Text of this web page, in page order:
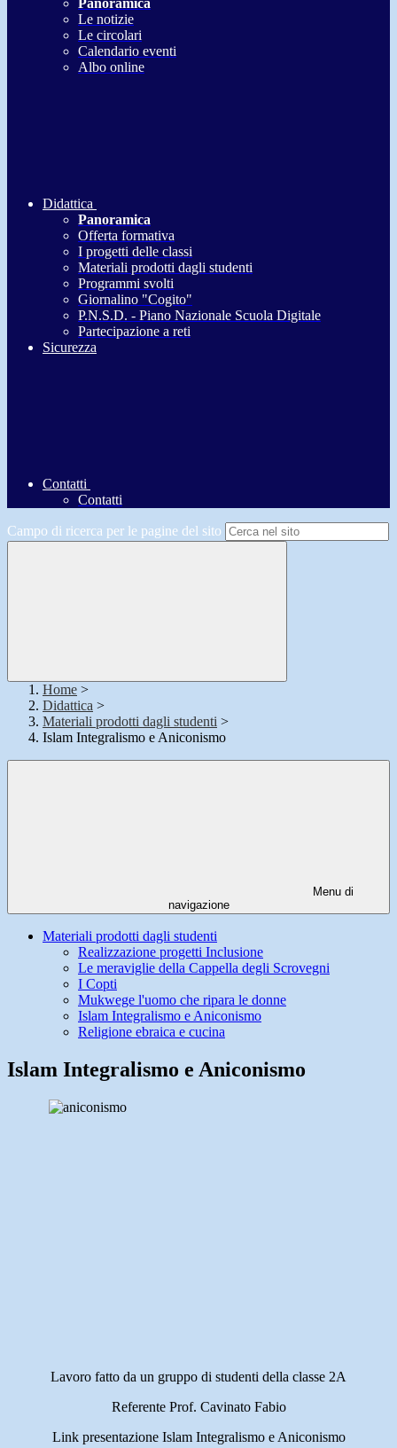
Panoramica
Le notizie
Le circolari
Calendario eventi
Albo online
Didattica
Panoramica
Offerta formativa
I progetti delle classi
Materiali prodotti dagli studenti
Programmi svolti
Giornalino "Cogito"
P.N.S.D. - Piano Nazionale Scuola Digitale
Partecipazione a reti
Sicurezza
Contatti
Contatti
Campo di ricerca per le pagine del sito
Home >
Didattica >
Materiali prodotti dagli studenti >
Islam Integralismo e Aniconismo
Menu di
navigazione
Materiali prodotti dagli studenti
Realizzazione progetti Inclusione
Le meraviglie della Cappella degli Scrovegni
I Copti
Mukwege l'uomo che ripara le donne
Islam Integralismo e Aniconismo
Religione ebraica e cucina
Islam Integralismo e Aniconismo
Lavoro fatto da un gruppo di studenti della classe 2A
Referente Prof. Cavinato Fabio
Link presentazione Islam Integralismo e Aniconismo